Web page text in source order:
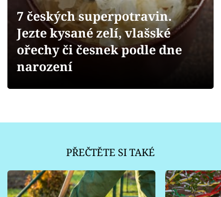
Přihlášení
Sledujte nás
7 českých superpotravin.
Jezte kysané zelí, vlašské
ořechy či česnek podle dne
narození
PŘEČTĚTE SI TAKÉ